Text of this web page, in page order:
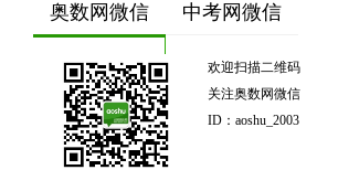
奥数网微信 中考网微信
欢迎扫描二维码
关注奥数网微信
ID：aoshu_2003